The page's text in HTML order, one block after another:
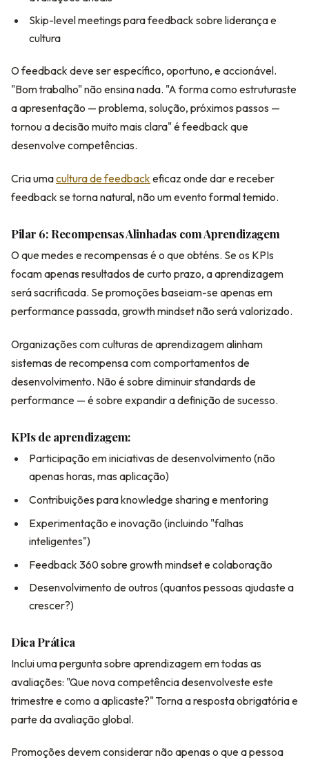
Skip-level meetings para feedback sobre liderança e
cultura
O feedback deve ser específico, oportuno, e accionável.
"Bom trabalho" não ensina nada. "A forma como estruturaste
a apresentação — problema, solução, próximos passos —
tornou a decisão muito mais clara" é feedback que
desenvolve competências.
Cria umacultura de feedback eficaz onde dar e receber
feedback se torna natural, não um evento formal temido.
Pilar 6: Recompensas Alinhadas com Aprendizagem
O que medes e recompensas é o que obténs. Se os KPIs
focam apenas resultados de curto prazo, a aprendizagem
será sacrificada. Se promoções baseiam-se apenas em
performance passada, growth mindset não será valorizado.
Organizações com culturas de aprendizagem alinham
sistemas de recompensa com comportamentos de
desenvolvimento. Não é sobre diminuir standards de
performance — é sobre expandir a definição de sucesso.
KPIs de aprendizagem:
Participação em iniciativas de desenvolvimento (não
apenas horas, mas aplicação)
Contribuições para knowledge sharing e mentoring
Experimentação e inovação (incluindo "falhas
inteligentes")
Feedback 360 sobre growth mindset e colaboração
Desenvolvimento de outros (quantos pessoas ajudaste a
crescer?)
Dica Prática
Inclui uma pergunta sobre aprendizagem em todas as
avaliações: "Que nova competência desenvolveste este
trimestre e como a aplicaste?" Torna a resposta obrigatória e
parte da avaliação global.
Promoções devem considerar não apenas o que a pessoa